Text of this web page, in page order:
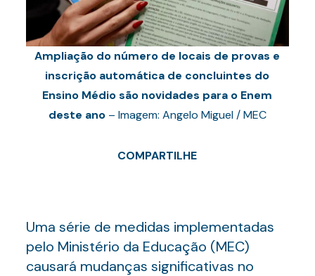
Ampliação do número de locais de provas e
inscrição automática de concluintes do
Ensino Médio são novidades para o Enem
deste ano– Imagem: Angelo Miguel / MEC
COMPARTILHE
Uma série de medidas implementadas
pelo Ministério da Educação (MEC)
causará mudanças significativas no